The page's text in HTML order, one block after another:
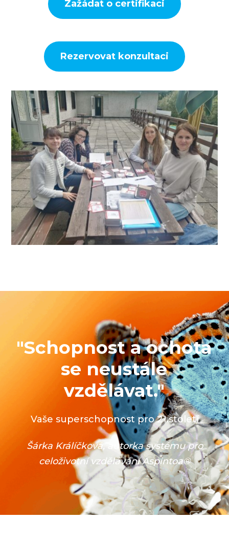
Zažádat o certifikaci
Rezervovat konzultaci
"Schopnost a ochota
se neustále
vzdělávat."
Vaše superschopnost pro 21.století
Šárka Králíčková, autorka systémupro
celoživotní vzdělávání Aspintoa®